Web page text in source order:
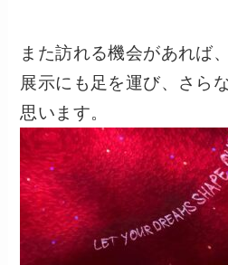
また訪れる機会があれば
展示にも足を運び、さら
思います。